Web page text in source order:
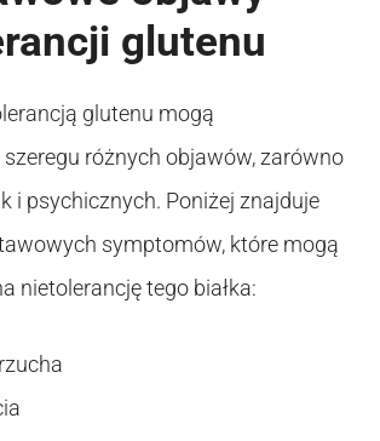
glutenu
glutenu mogą
różnych objawów, zarówno
i psychicznych. Poniżej znajduje
symptomów, które mogą
nietolerancję tego białka: